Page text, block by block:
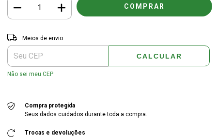
Entregas para o CEP:
Meios de envio
CALCULAR
Não sei meu CEP
Compra protegida
Seus dados cuidados durante toda a compra.
Trocas e devoluções